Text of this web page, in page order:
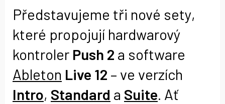
Představujeme tři nové sety,
které propojují hardwarový
kontroler Push 2 a software
Ableton Live 12 – ve verzích
Intro, Standard a Suite. Ať